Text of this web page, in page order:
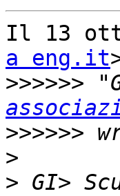
Il 13
a eng.it
>>>>>>
>>>>>>
>
> GI>